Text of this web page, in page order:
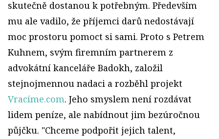
skutečně dostanou k potřebným. Především
mu ale vadilo, že příjemci darů nedostávají
moc prostoru pomoct si sami. Proto s Petrem
Kuhnem, svým firemním partnerem z
advokátní kanceláře Badokh, založil
stejnojmennou nadaci a rozběhl projekt
Vracíme.com. Jeho smyslem není rozdávat
lidem peníze, ale nabídnout jim bezúročnou
půjčku. "Chceme podpořit jejich talent,